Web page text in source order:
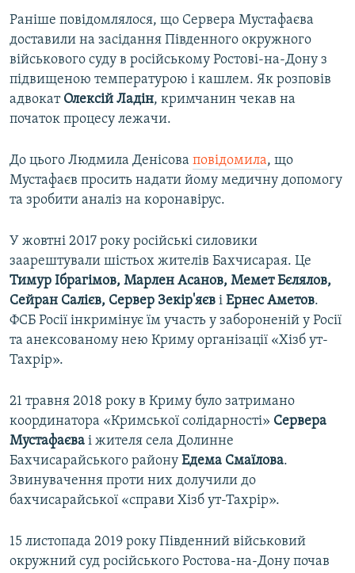
Раніше повідомлялося, що Сервера Мустафаєва
доставили на засідання Південного окружного
військового суду в російському Ростові-на-Дону з
підвищеною температурою і кашлем. Як розповів
адвокат Олексій Ладін, кримчанин чекав на
початок процесу лежачи.
До цього Людмила Денісова повідомила, що
Мустафаєв просить надати йому медичну допомогу
та зробити аналіз на коронавірус.
У жовтні 2017 року російські силовики
заарештували шістьох жителів Бахчисарая. Це
Тимур Ібрагімов, Марлен Асанов, Мемет Бєлялов,
Сейран Салієв, Сервер Зекір'яєв і Ернес Аметов.
ФСБ Росії інкримінує їм участь у забороненій у Росії
та анексованому нею Криму організації «Хізб ут-
Тахрір».
21 травня 2018 року в Криму було затримано
координатора «Кримської солідарності» Сервера
Мустафаєва і жителя села Долинне
Бахчисарайського району Едема Смаїлова.
Звинувачення проти них долучили до
бахчисарайської «справи Хізб ут-Тахрір».
15 листопада 2019 року Південний військовий
окружний суд російського Ростова-на-Дону почав